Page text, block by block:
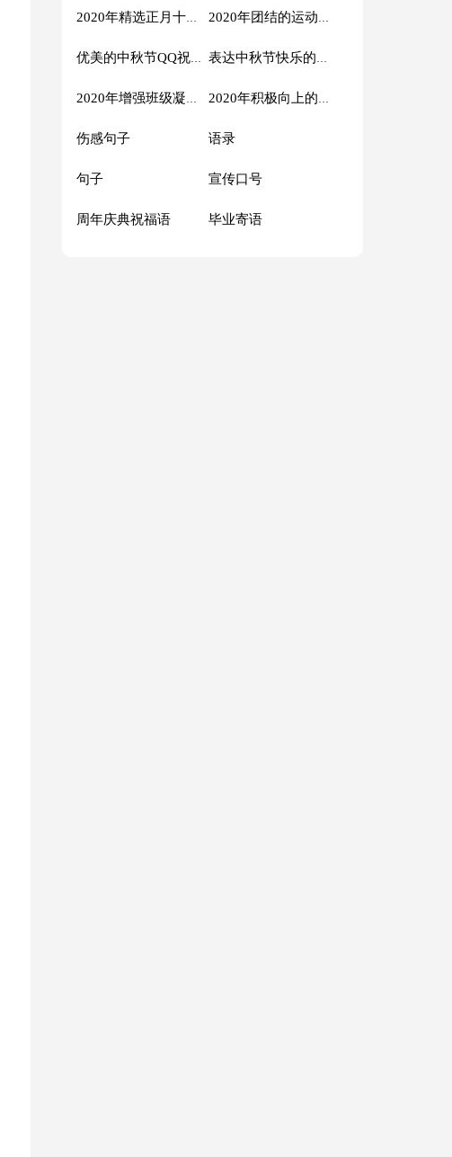
2020年精选正月十五元宵节祝福语汇编51条 2020年团结的运动会口号76句
优美的中秋节QQ祝福语22句 表达中秋节快乐的微信祝福语23句
2020年增强班级凝聚力的口号汇总48条 2020年积极向上的班级口号大集合65条
伤感句子 语录
句子 宣传口号
周年庆典祝福语 毕业寄语